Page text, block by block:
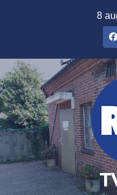
inhoud
8